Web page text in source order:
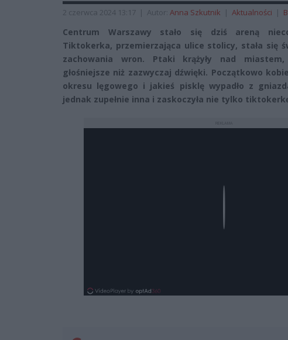
2 czerwca 2024 13:17 | Autor: Anna Szkutnik | Aktualności |
Centrum Warszawy stało się dziś areną
Tiktokerka, przemierzająca ulice stolicy, stała się
zachowania wron. Ptaki krążyły nad miastem,
głośniejsze niż zazwyczaj dźwięki. Początkowo
okresu lęgowego i jakieś pisklę wypadło z
jednak zupełnie inna i zaskoczyła nie tylko